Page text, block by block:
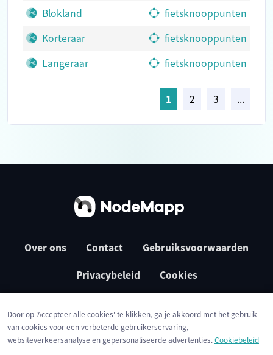
Blokland
fietsknooppunten
Korteraar
fietsknooppunten
Langeraar
fietsknooppunten
1 2 3 ...
Over ons Contact Gebruiksvoorwaarden
Privacybeleid Cookies
Door op 'Accepteer alle cookies' te klikken, ga je akkoord met het gebruik
van cookies voor een verbeterde gebruikerservaring,
websiteverkeersanalyse en gepersonaliseerde advertenties.Cookiebeleid